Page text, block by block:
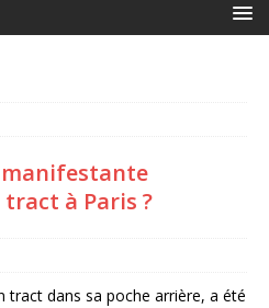
manifestante
à Paris ?
dans sa poche arrière, a été